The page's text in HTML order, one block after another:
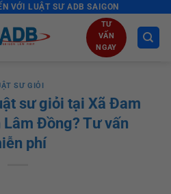
VỚI LUẬT SƯ ADB SAIGON
TƯ
VẤN
NGAY
SƯ GIỎI
sư giỏi tại Xã Đam
Đồng? Tư vấn
phí